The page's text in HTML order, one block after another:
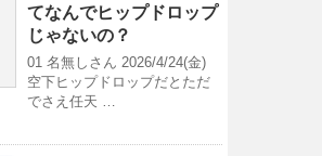
てなんでヒップドロップ
じゃないの？
01 名無しさん 2026/4/24(金)
空下ヒップドロップだとただ
でさえ任天 …